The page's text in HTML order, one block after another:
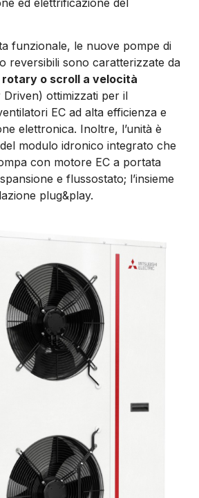
funzionale, le nuove pompe di
reversibili sono caratterizzate da
o scroll a velocità
ottimizzati per il
EC ad alta efficienza e
elettronica. Inoltre, l’unità è
modulo idronico integrato che
con motore EC a portata
e flussostato; l’insieme
plug&play.